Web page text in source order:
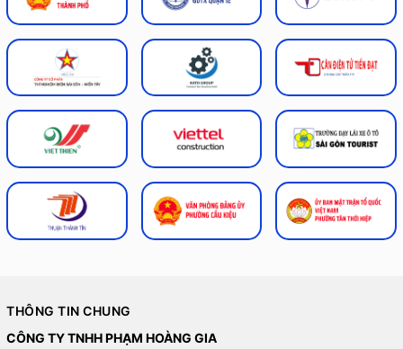
THÔNG TIN CHUNG
CÔNG TY TNHH PHẠM HOÀNG GIA